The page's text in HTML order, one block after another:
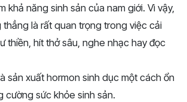
khả năng sinh sản của nam giới. Vì vậy,
là rất quan trọng trong việc cải
thiền, hít thở sâu, nghe nhạc hay đọc
sản xuất hormon sinh dục một cách ổn
cường sức khỏe sinh sản.